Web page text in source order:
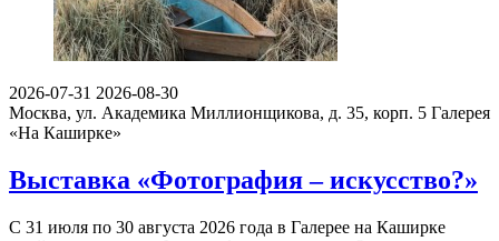
2026-07-31 2026-08-30
Москва, ул. Академика Миллионщикова, д. 35, корп. 5 Галерея
«На Каширке»
Выставка «Фотография – искусство?»
С 31 июля по 30 августа 2026 года в Галерее на Каширке